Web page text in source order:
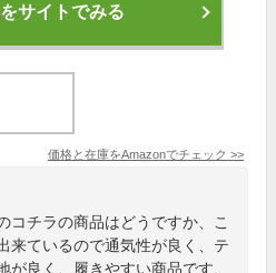
サイトでみる
価格と在庫をAmazonでチェック >>
コチラの商品はどうですか、こ
来ているので通気性が良く、テ
が良く、履きやすい商品です、